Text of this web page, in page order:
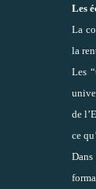
Les
La
la
Les
de
ce